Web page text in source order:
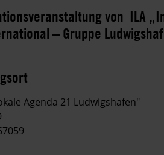
von ILA
– Gruppe
Agenda 21 Ludwigshafen"